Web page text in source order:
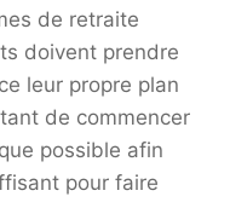
de retraite
doivent prendre
leur propre plan
de commencer
possible afin
pour faire